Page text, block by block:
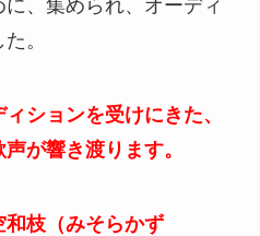
、集められ、オーディ
。
ションを受けにきた、
が響き渡ります。
枝（みそらかず